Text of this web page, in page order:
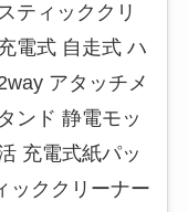
ティッククリ
電式 自走式 ハ
アタッチメ
ンド 静電モッ
充電式紙パッ
ッククリーナー